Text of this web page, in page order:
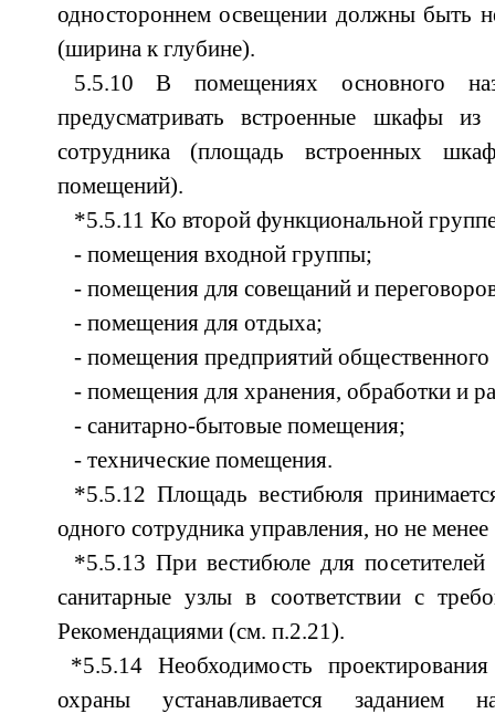
одностороннем освещении должны быть
(ширина к глубине).
5.5.10 В помещениях основного
предусматривать встроенные шкафы
сотрудника (площадь встроенных
помещений).
*5.5.11 Ко второй функциональной
- помещения входной группы;
- помещения для совещаний и
- помещения для отдыха;
- помещения предприятий общественного
- помещения для хранения, обработки и
- санитарно-бытовые помещения;
- технические помещения.
*5.5.12 Площадь вестибюля
одного сотрудника управления, но не
*5.5.13 При вестибюле для посетителей
санитарные узлы в соответствии с
Рекомендациями (см. п.2.21).
*5.5.14 Необходимость
охраны устанавливается заданием